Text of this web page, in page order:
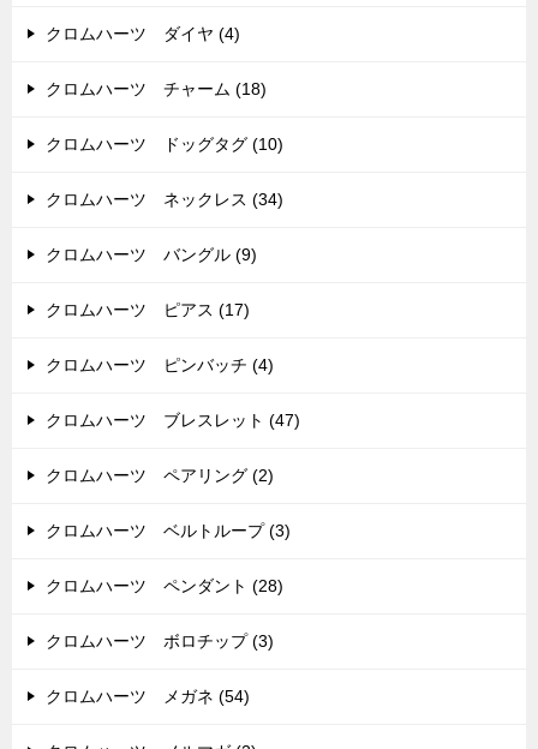
クロムハーツ ダイヤ (4)
クロムハーツ チャーム (18)
クロムハーツ ドッグタグ (10)
クロムハーツ ネックレス (34)
クロムハーツ バングル (9)
クロムハーツ ピアス (17)
クロムハーツ ピンバッチ (4)
クロムハーツ ブレスレット (47)
クロムハーツ ペアリング (2)
クロムハーツ ベルトループ (3)
クロムハーツ ペンダント (28)
クロムハーツ ボロチップ (3)
クロムハーツ メガネ (54)